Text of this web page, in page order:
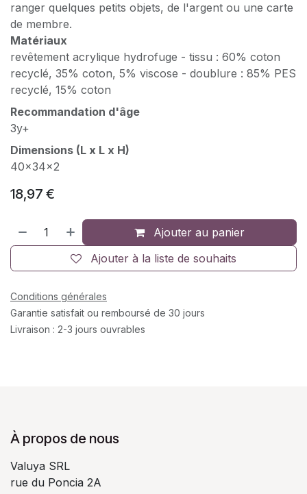
ranger quelques petits objets, de l'argent ou une carte
de membre.
Matériaux
revêtement acrylique hydrofuge - tissu : 60% coton
recyclé, 35% coton, 5% viscose - doublure : 85% PES
recyclé, 15% coton
Recommandation d'âge
3y+
Dimensions (L x L x H)
40x34x2
18,97 €
Ajouter au panier
Ajouter à la liste de souhaits
Conditions générales
Garantie satisfait ou remboursé de 30 jours
Livraison : 2-3 jours ouvrables
À propos de nous
Valuya SRL
rue du Poncia 2A